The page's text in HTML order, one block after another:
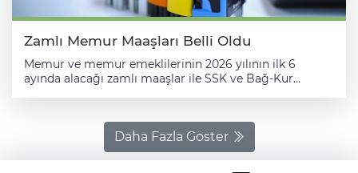
Zamlı Memur Maaşları Belli Oldu
Memur ve memur emeklilerinin 2026 yılının ilk 6
ayında alacağı zamlı maaşlar ile SSK ve Bağ-Kur
bilgilere göre, 2026 yılında kamu görevlilerinin mali ve
sosyal haklarında yapılan artışlar, Kamu Görevlileri
Hakem Kurulu Kararı ile belirlenmişti. Bu yılın ocak
ayından geçerli olmak üzere kamu görevlilerinin aylık
Daha Fazla Göster